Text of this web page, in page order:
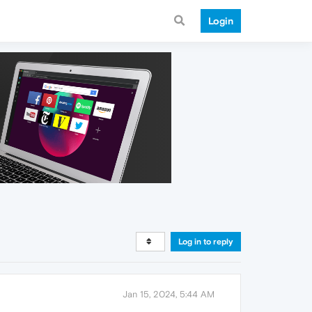
Login
Log in to reply
Jan 15, 2024, 5:44 AM